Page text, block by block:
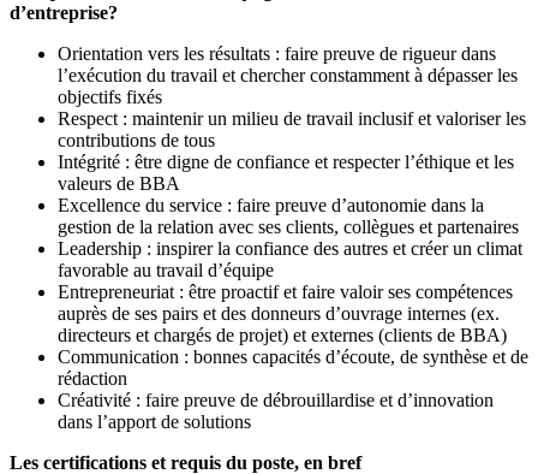
d’entreprise?
Orientation vers les résultats : faire preuve de rigueur dans
l’exécution du travail et chercher constamment à dépasser les
objectifs fixés
Respect : maintenir un milieu de travail inclusif et valoriser les
contributions de tous
Intégrité : être digne de confiance et respecter l’éthique et les
valeurs de BBA
Excellence du service : faire preuve d’autonomie dans la
gestion de la relation avec ses clients, collègues et partenaires
Leadership : inspirer la confiance des autres et créer un climat
favorable au travail d’équipe
Entrepreneuriat : être proactif et faire valoir ses compétences
auprès de ses pairs et des donneurs d’ouvrage internes (ex.
directeurs et chargés de projet) et externes (clients de BBA)
Communication : bonnes capacités d’écoute, de synthèse et de
rédaction
Créativité : faire preuve de débrouillardise et d’innovation
dans l’apport de solutions
Les certifications et requis du poste, en bref